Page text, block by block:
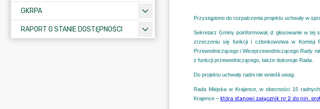
GKRPA
RAPORT O STANIE DOSTĘPNOŚCI